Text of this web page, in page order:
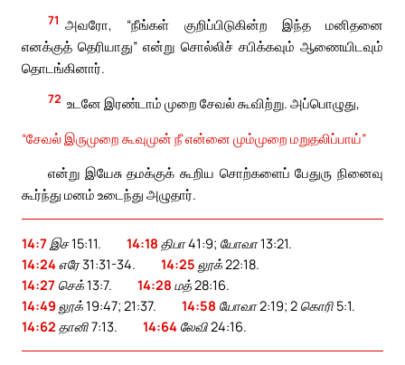
71 அவரோ, “நீங்கள் குறிப்பிடுகின்ற இந்த மனிதனை
எனக்குத் தெரியாது” என்று சொல்லிச் சபிக்கவும் ஆணையிடவும்
தொடங்கினார்.
72 உடனே இரண்டாம் முறை சேவல் கூவிற்று. அப்பொழுது,
“சேவல் இருமுறை கூவுமுன் நீ என்னை மும்முறை மறுதலிப்பாய்”
என்று இயேசு தமக்குக் கூறிய சொற்களைப் பேதுரு நினைவு
கூர்ந்து மனம் உடைந்து அழுதார்.
14:7 இச 15:11. 14:18 திபா 41:9; யோவா 13:21.
14:24எரே 31:31-34. 14:25 லூக் 22:18.
14:27 செக் 13:7. 14:28 மத் 28:16.
14:49 லூக் 19:47; 21:37. 14:58 யோவா 2:19; 2 கொரி 5:1.
14:62 தானி 7:13. 14:64 லேவி 24:16.